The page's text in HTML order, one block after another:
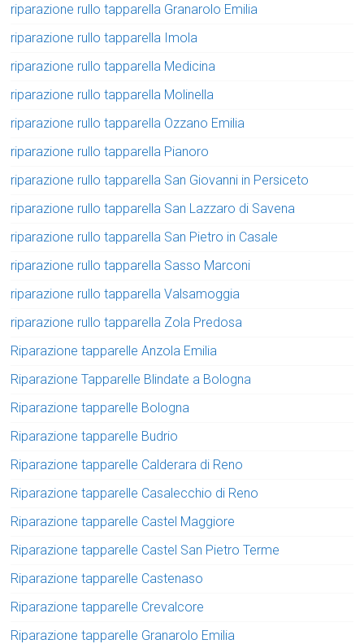
riparazione rullo tapparella Granarolo Emilia
riparazione rullo tapparella Imola
riparazione rullo tapparella Medicina
riparazione rullo tapparella Molinella
riparazione rullo tapparella Ozzano Emilia
riparazione rullo tapparella Pianoro
riparazione rullo tapparella San Giovanni in Persiceto
riparazione rullo tapparella San Lazzaro di Savena
riparazione rullo tapparella San Pietro in Casale
riparazione rullo tapparella Sasso Marconi
riparazione rullo tapparella Valsamoggia
riparazione rullo tapparella Zola Predosa
Riparazione tapparelle Anzola Emilia
Riparazione Tapparelle Blindate a Bologna
Riparazione tapparelle Bologna
Riparazione tapparelle Budrio
Riparazione tapparelle Calderara di Reno
Riparazione tapparelle Casalecchio di Reno
Riparazione tapparelle Castel Maggiore
Riparazione tapparelle Castel San Pietro Terme
Riparazione tapparelle Castenaso
Riparazione tapparelle Crevalcore
Riparazione tapparelle Granarolo Emilia